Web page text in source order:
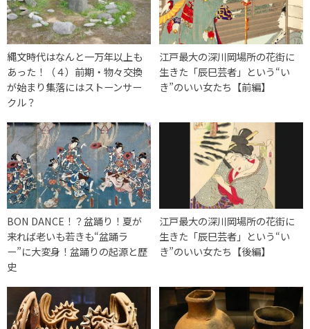
縄文時代はなんと一万年以上も
あった！（４）前期・物々交換
が始まり集落にはストーンサー
クル？
江戸最大の深川岡場所の花街に
生きた「辰巳芸者」という“い
き”のいい女たち【前編】
BON DANCE！？盆踊り！夏が
来れば老いも若きも“盆踊ラ
ー”に大変身！盆踊りの起源と歴
史
江戸最大の深川岡場所の花街に
生きた「辰巳芸者」という“い
き”のいい女たち【後編】